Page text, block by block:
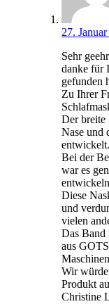
27.
Sehr
danke für
gefunden
Zu Ihrer
Der breite
Nase und
Bei der
war es
Diese
und
vielen
Das Band
aus
Wir
Produkt
Christine